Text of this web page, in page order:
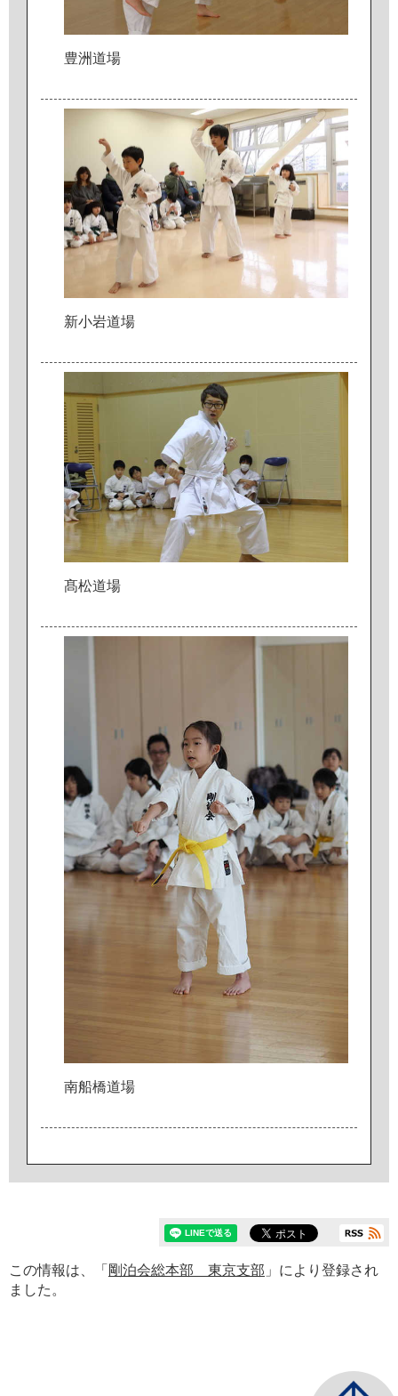
豊洲道場
新小岩道場
髙松道場
南船橋道場
この情報は、「 剛泊会総本部 東京支部 」により登録され
ました。